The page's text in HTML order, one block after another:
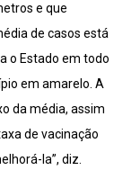
e que
de casos está
o Estado em todo
em amarelo. A
da média, assim
de vacinação
la”, diz.